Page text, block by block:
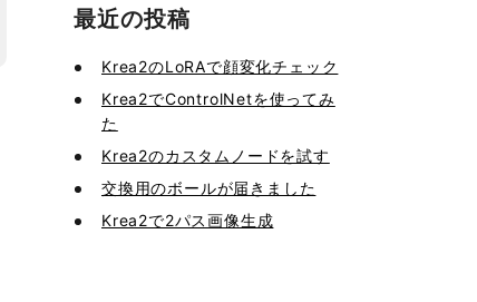
最近の投稿
Krea2のLoRAで顔変化チェック
Krea2でControlNetを使ってみ
た
Krea2のカスタムノードを試す
交換用のボールが届きました
Krea2で2パス画像生成